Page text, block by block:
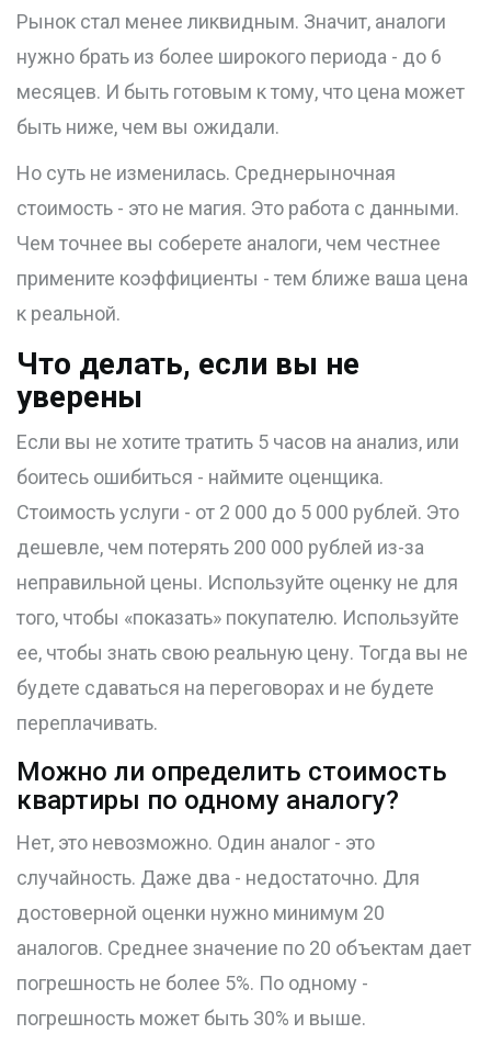
Рынок стал менее ликвидным. Значит, аналоги
нужно брать из более широкого периода - до 6
месяцев. И быть готовым к тому, что цена может
быть ниже, чем вы ожидали.
Но суть не изменилась. Среднерыночная
стоимость - это не магия. Это работа с данными.
Чем точнее вы соберете аналоги, чем честнее
примените коэффициенты - тем ближе ваша цена
к реальной.
Что делать, если вы не
уверены
Если вы не хотите тратить 5 часов на анализ, или
боитесь ошибиться - наймите оценщика.
Стоимость услуги - от 2 000 до 5 000 рублей. Это
дешевле, чем потерять 200 000 рублей из-за
неправильной цены. Используйте оценку не для
того, чтобы «показать» покупателю. Используйте
ее, чтобы знать свою реальную цену. Тогда вы не
будете сдаваться на переговорах и не будете
переплачивать.
Можно ли определить стоимость
квартиры по одному аналогу?
Нет, это невозможно. Один аналог - это
случайность. Даже два - недостаточно. Для
достоверной оценки нужно минимум 20
аналогов. Среднее значение по 20 объектам дает
погрешность не более 5%. По одному -
погрешность может быть 30% и выше.